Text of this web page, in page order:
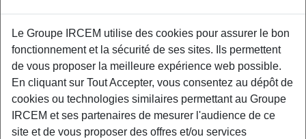
Que vous soyez assistante maternelle, aide à domicile ou
retraité,
chaque dépense compte
. Une mauvaise
surprise après un rendez-vous médical n’est jamais la
bienvenue. Jongler avec les factures est déjà un travail à
plein temps.
Déchiffrer ce jargon n’est pas un luxe, mais une nécessité.
Notre but est simple :vous expliquer clairement ce que
Le Groupe IRCEM utilise des cookies pour assurer le bon
fonctionnement et la sécurité de ses sites. Ils permettent
de vous proposer la meilleure expérience web possible.
En cliquant sur Tout Accepter, vous consentez au dépôt de
cookies ou technologies similaires permettant au Groupe
IRCEM et ses partenaires de mesurer l'audience de ce
site et de vous proposer des offres et/ou services